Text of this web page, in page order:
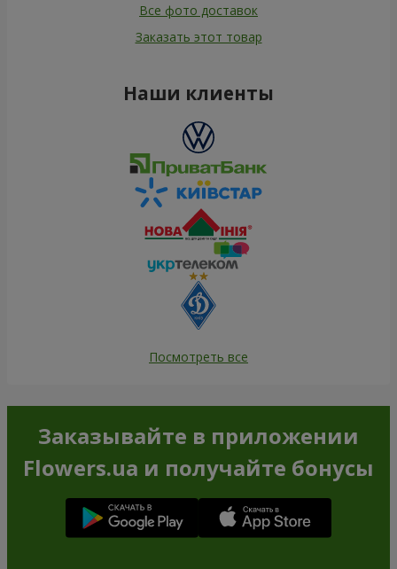
Все фото доставок
Заказать этот товар
Наши клиенты
Посмотреть все
Заказывайте в приложении
Flowers.ua и получайте бонусы